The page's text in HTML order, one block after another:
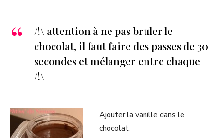
/!\ attention à ne pas bruler le
chocolat, il faut faire des passes de 30
secondes et mélanger entre chaque
/!\
Ajouter la vanille dans le
chocolat.